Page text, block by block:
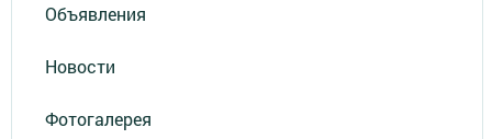
Объявления
Новости
Фотогалерея